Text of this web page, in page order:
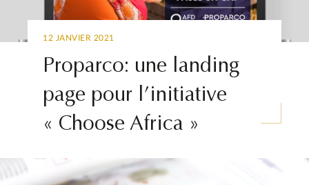
12 JANVIER 2021
Proparco: une landing
page pour l’initiative
« Choose Africa »